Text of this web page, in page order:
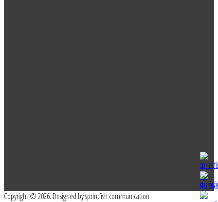
Copyright © 2026. Designed by sprintfish communication.